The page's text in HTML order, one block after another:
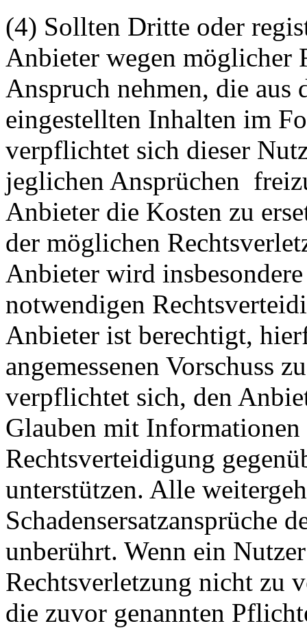
(4) Sollten Dritte oder
Anbieter wegen möglicher
Anspruch nehmen, die aus
eingestellten Inhalten im
verpflichtet sich dieser
jeglichen Ansprüchen
Anbieter die Kosten zu
der möglichen
Anbieter wird
notwendigen
Anbieter ist berechtigt,
angemessenen Vorschuss
verpflichtet sich, den
Glauben mit
Rechtsverteidigung
unterstützen. Alle
Schadensersatzansprüche
unberührt. Wenn ein
Rechtsverletzung nicht zu
die zuvor genannten